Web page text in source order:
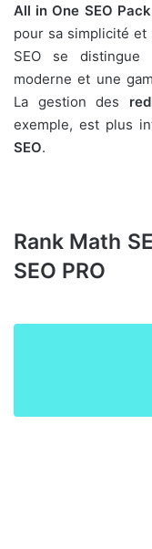
All in One SEO Pack
pour sa simplicité et
SEO se
moderne et une
La gestion des
exemple, est plus
SEO.
Rank Math
SEO PRO